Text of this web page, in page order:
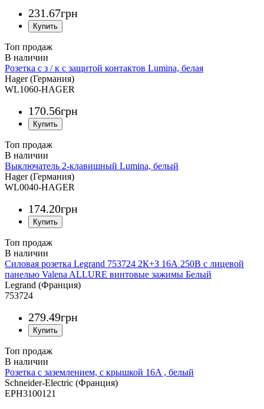
231.67грн
Топ продаж
Розетка с з / к с защитой контактов Lumina, белая
Hager (Германия)
WL1060-HAGER
170.56грн
Топ продаж
Выключатель 2-клавишный Lumina, белый
Hager (Германия)
WL0040-HAGER
174.20грн
Топ продаж
Силовая розетка Legrand 753724 2К+З 16А 250В с лицевой
панелью Valena ALLURE винтовые зажимы Белый
Legrand (Франция)
753724
279.49грн
Топ продаж
Розетка с заземлением, с крышкой 16A , белый
Schneider-Electric (Франция)
EPH3100121